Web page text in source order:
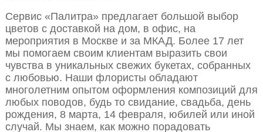
Сервис «Палитра» предлагает большой выбор
цветов с доставкой на дом, в офис, на
мероприятия в Москве и за МКАД. Более 17 лет
мы помогаем своим клиентам выразить свои
чувства в уникальных свежих букетах, собранных
с любовью. Наши флористы обладают
многолетним опытом оформления композиций для
любых поводов, будь то свидание, свадьба, день
рождения, 8 марта, 14 февраля, юбилей или иной
случай. Мы знаем, как можно порадовать